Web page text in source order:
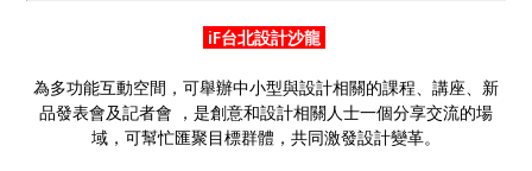
iF台北設計沙龍
為多功能互動空間，可舉辦中小型與設計相關的課程、講座、新
品發表會及記者會 ，是創意和設計相關人士一個分享交流的場
域，可幫忙匯聚目標群體，共同激發設計變革。